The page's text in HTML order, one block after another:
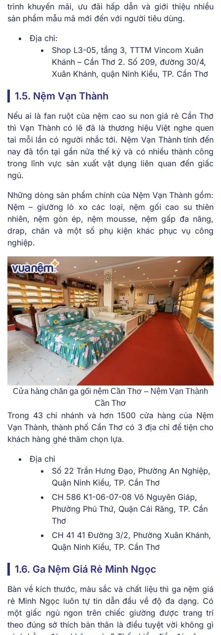
trình khuyến mãi, ưu đãi hấp dẫn và giới thiệu nhiều
sản phẩm mẫu mã mới đến với người tiêu dùng.
Địa chỉ:
Shop L3-05, tầng 3, TTTM Vincom Xuân
Khánh – Cần Thơ 2. Số 209, đường 30/4,
Xuân Khánh, quận Ninh Kiều, TP. Cần Thơ
1.5. Nệm Vạn Thành
Nếu ai là fan ruột của nệm cao su non giá rẻ Cần Thơ
thì Vạn Thành có lẽ đã là thương hiệu Việt nghe quen
tai mỗi lần có người nhắc tới. Nệm Vạn Thành tính đến
nay đã tồn tại gần nửa thế kỷ và có nhiều thành công
trong lĩnh vực sản xuất vật dụng liên quan đến giấc
ngủ.
Những dòng sản phẩm chính của Nệm Vạn Thành gồm:
Nệm – giường lò xo các loại, nệm gối cao su thiên
nhiên, nệm gòn ép, nệm mousse, nệm gấp đa năng,
drap, chăn và một số phụ kiện khác phục vụ công
nghiệp.
Cửa hàng chăn ga gối nệm Cần Thơ – Nệm Vạn Thành
Cần Thơ
Trong 43 chi nhánh và hơn 1500 cửa hàng của Nệm
Vạn Thành, thành phố Cần Thơ có 3 địa chỉ để tiện cho
khách hàng ghé thăm chọn lựa.
Địa chỉ
Số 22 Trần Hưng Đạo, Phường An Nghiệp,
Quận Ninh Kiều, TP. Cần Thơ
CH 586 K1-06-07-08 Võ Nguyên Giáp,
Phường Phú Thứ, Quận Cái Răng, TP. Cần
Thơ
CH 41 41 Đường 3/2, Phường Xuân Khánh,
Quận Ninh Kiều, TP. Cần Thơ
1.6. Ga Nệm Giá Rẻ Minh Ngọc
Bàn về kích thước, màu sắc và chất liệu thì ga nệm giá
rẻ Minh Ngọc luôn tự tin dẫn đầu về độ đa dạng. Có
một giấc ngủ ngon trên chiếc giường được trang trí
theo đúng sở thích bản thân là điều tuyệt vời không gì